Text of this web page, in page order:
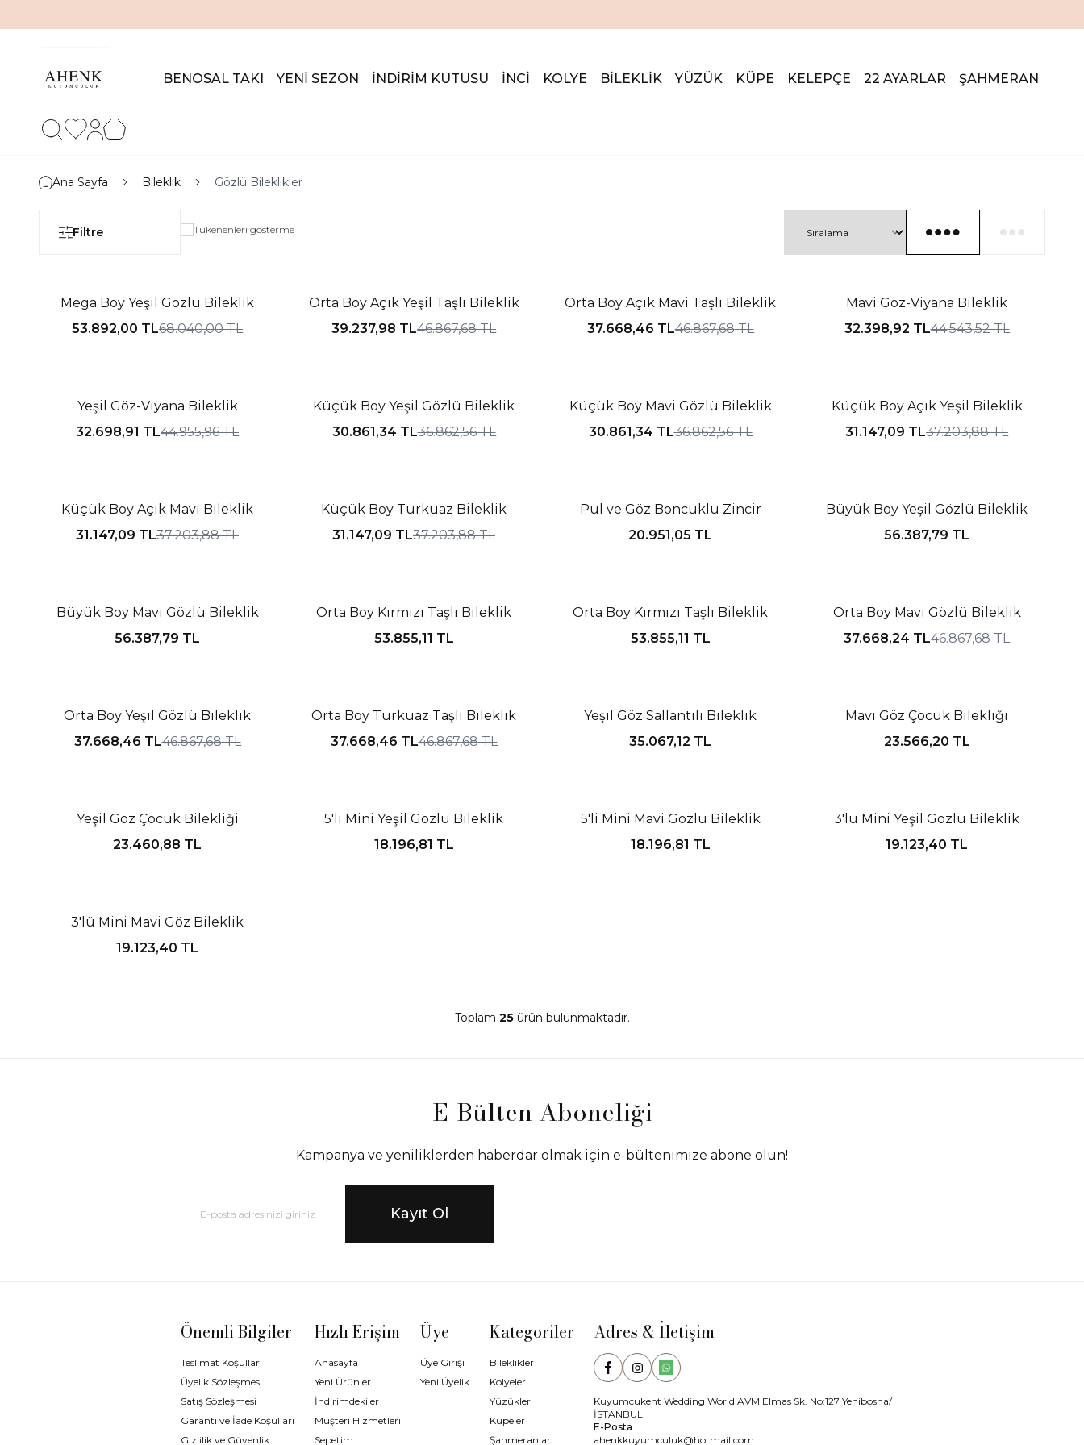
BENOSAL TAKI YENİ SEZON İNDİRİM KUTUSU İNCİ KOLYE BİLEKLİK YÜZÜK KÜPE KELEPÇE 22 AYARLAR ŞAHMERAN
Favorilerim
Hesabım
Sepetim
Ana Sayfa Bileklik Gözlü Bileklikler
Filtre Tükenenleri gösterme
Mega Boy Yeşil Gözlü Bileklik
53.892,00 TL68.040,00TL
Orta Boy Açık Yeşil Taşlı Bileklik
39.237,98 TL46.867,68TL
Orta Boy Açık Mavi Taşlı Bileklik
37.668,46 TL46.867,68TL
Mavi Göz-Viyana Bileklik
32.398,92 TL44.543,52TL
Yeşil Göz-Viyana Bileklik
32.698,91 TL44.955,96TL
Küçük Boy Yeşil Gözlü Bileklik
30.861,34 TL36.862,56TL
Küçük Boy Mavi Gözlü Bileklik
30.861,34 TL36.862,56TL
Küçük Boy Açık Yeşil Bileklik
31.147,09 TL37.203,88TL
Küçük Boy Açık Mavi Bileklik
31.147,09 TL37.203,88TL
Küçük Boy Turkuaz Bileklik
31.147,09 TL37.203,88TL
Pul ve Göz Boncuklu Zincir
20.951,05 TL
Büyük Boy Yeşil Gözlü Bileklik
56.387,79 TL
Büyük Boy Mavi Gözlü Bileklik
56.387,79 TL
Orta Boy Kırmızı Taşlı Bileklik
53.855,11 TL
Orta Boy Kırmızı Taşlı Bileklik
53.855,11 TL
Orta Boy Mavi Gözlü Bileklik
37.668,24 TL46.867,68TL
Orta Boy Yeşil Gözlü Bileklik
37.668,46 TL46.867,68TL
Orta Boy Turkuaz Taşlı Bileklik
37.668,46 TL46.867,68TL
Yeşil Göz Sallantılı Bileklik
35.067,12 TL
Mavi Göz Çocuk Bilekliği
23.566,20 TL
Yeşil Göz Çocuk Bilekliği
23.460,88 TL
5'li Mini Yeşil Gözlü Bileklik
18.196,81 TL
5'li Mini Mavi Gözlü Bileklik
18.196,81 TL
3'lü Mini Yeşil Gözlü Bileklik
19.123,40 TL
3'lü Mini Mavi Göz Bileklik
19.123,40 TL
Toplam 25ürün bulunmaktadır.
E-Bülten Aboneliği
Kampanya ve yeniliklerden haberdar olmak için e-bültenimize abone olun!
Kayıt Ol
Önemli Bilgiler
Teslimat Koşulları
Üyelik Sözleşmesi
Satış Sözleşmesi
Garanti ve İade Koşulları
Gizlilik ve Güvenlik
Hızlı Erişim
Anasayfa
Yeni Ürünler
İndirimdekiler
Müşteri Hizmetleri
Sepetim
Üye
Üye Girişi
Yeni Üyelik
Kategoriler
Bileklikler
Kolyeler
Yüzükler
Küpeler
Şahmeranlar
Adres & İletişim
FacebookInstagramWhatsApp
Kuyumcukent Wedding World AVM Elmas Sk. No:127 Yenibosna/
İSTANBUL
E-Posta
ahenkkuyumculuk@hotmail.com